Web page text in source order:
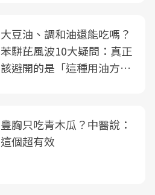
大豆油、調和油還能吃嗎？
苯駢芘風波10大疑問：真正
該避開的是「這種用油方
豐胸只吃青木瓜？中醫說：
這個超有效